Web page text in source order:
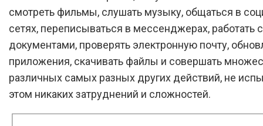
смотреть фильмы, слушать музыку, общаться в
сетях, переписываться в мессенджерах, работать с
документами, проверять электронную почту,
приложения, скачивать файлы и совершать
различных самых разных других действий, не
этом никаких затруднений и сложностей.